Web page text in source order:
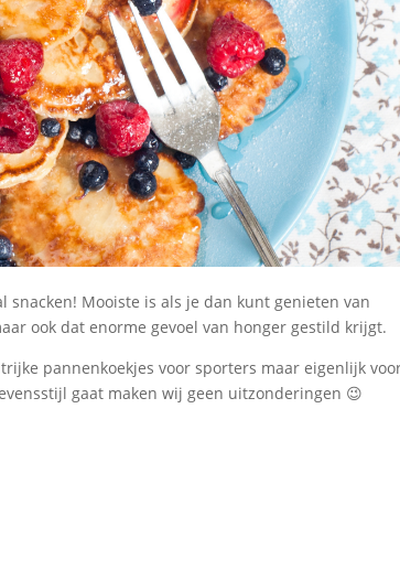
snacken! Mooiste is als je dan kunt genieten van
ook dat enorme gevoel van honger gestild krijgt.
pannenkoekjes voor sporters maar eigenlijk
gaat maken wij geen uitzonderingen 😉